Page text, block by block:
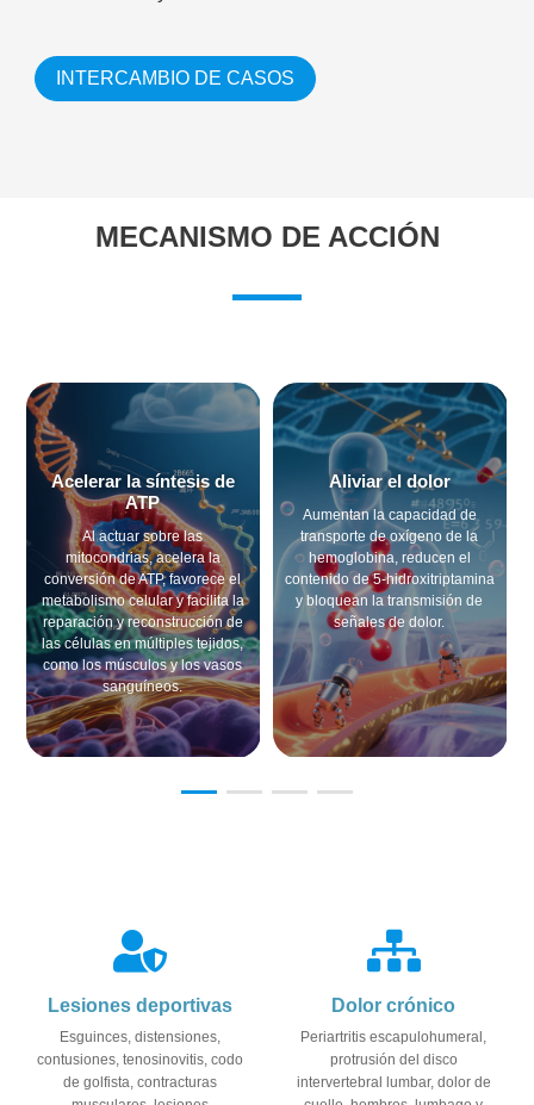
INTERCAMBIO DE CASOS
MECANISMO DE ACCIÓN
Acelerar la síntesis de
ATP
Al actuar sobre las
mitocondrias, acelera la
conversión de ATP, favorece el
metabolismo celular y facilita la
reparación y reconstrucción de
las células en múltiples tejidos,
como los músculos y los vasos
sanguíneos.
Aliviar el dolor
Aumentan la capacidad de
transporte de oxígeno de la
hemoglobina, reducen el
contenido de 5-hidroxitriptamina
y bloquean la transmisión de
señales de dolor.
Lesiones deportivas
Esguinces, distensiones,
contusiones, tenosinovitis, codo
de golfista, contracturas
Dolor crónico
Periartritis escapulohumeral,
protrusión del disco
intervertebral lumbar, dolor de